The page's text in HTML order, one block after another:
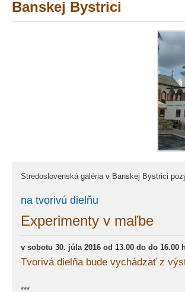
Banskej Bystrici
Stredoslovenská galéria v Banskej Bystrici
na tvorivú dielňu
Experimenty v maľbe
v sobotu 30. júla 2016 od 13.00 do do
Tvorivá dielňa bude vychádzať z
***